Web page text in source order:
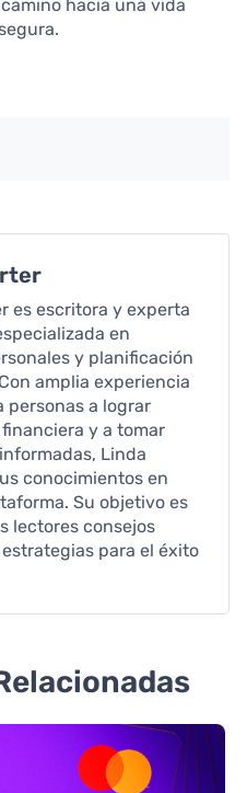
hacia una vida
es escritora y experta
en
y planificación
amplia experiencia
personas a lograr
y a tomar
Linda
conocimientos en
Su objetivo es
lectores consejos
para el éxito